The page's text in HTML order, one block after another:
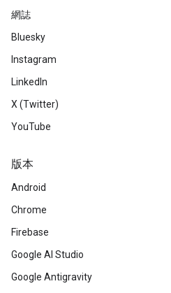
網誌
Bluesky
Instagram
LinkedIn
X (Twitter)
YouTube
版本
Android
Chrome
Firebase
Google AI Studio
Google Antigravity